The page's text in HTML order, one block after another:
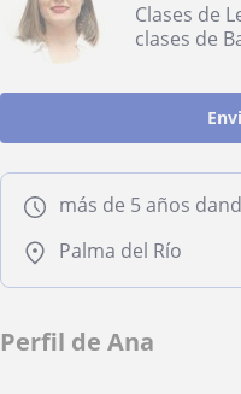
Clases de
clases de
más de 5 años
Palma del Río
Perfil de Ana